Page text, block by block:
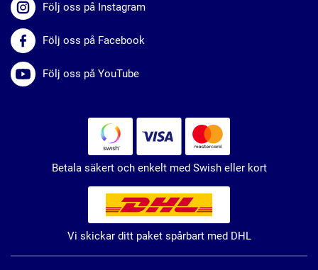
Följ oss på Instagram
Följ oss på Facebook
Följ oss på YouTube
Betala säkert och enkelt med Swish eller kort
Vi skickar ditt paket spårbart med DHL